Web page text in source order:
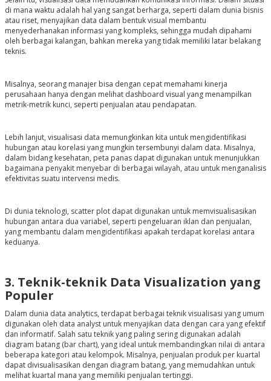
di mana waktu adalah hal yang sangat berharga, seperti dalam dunia bisnis
atau riset, menyajikan data dalam bentuk visual membantu
menyederhanakan informasi yang kompleks, sehingga mudah dipahami
oleh berbagai kalangan, bahkan mereka yang tidak memiliki latar belakang
teknis.
Misalnya, seorang manajer bisa dengan cepat memahami kinerja
perusahaan hanya dengan melihat dashboard visual yang menampilkan
metrik-metrik kunci, seperti penjualan atau pendapatan.
Lebih lanjut, visualisasi data memungkinkan kita untuk mengidentifikasi
hubungan atau korelasi yang mungkin tersembunyi dalam data. Misalnya,
dalam bidang kesehatan, peta panas dapat digunakan untuk menunjukkan
bagaimana penyakit menyebar di berbagai wilayah, atau untuk menganalisis
efektivitas suatu intervensi medis.
Di dunia teknologi, scatter plot dapat digunakan untuk memvisualisasikan
hubungan antara dua variabel, seperti pengeluaran iklan dan penjualan,
yang membantu dalam mengidentifikasi apakah terdapat korelasi antara
keduanya.
3. Teknik-teknik Data Visualization yang
Populer
Dalam dunia data analytics, terdapat berbagai teknik visualisasi yang umum
digunakan oleh data analyst untuk menyajikan data dengan cara yang efektif
dan informatif. Salah satu teknik yang paling sering digunakan adalah
diagram batang (bar chart), yang ideal untuk membandingkan nilai di antara
beberapa kategori atau kelompok. Misalnya, penjualan produk per kuartal
dapat divisualisasikan dengan diagram batang, yang memudahkan untuk
melihat kuartal mana yang memiliki penjualan tertinggi.